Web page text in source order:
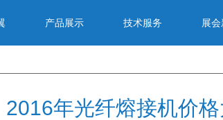
产品展示 技术服务 展
2016年光纤熔接机价